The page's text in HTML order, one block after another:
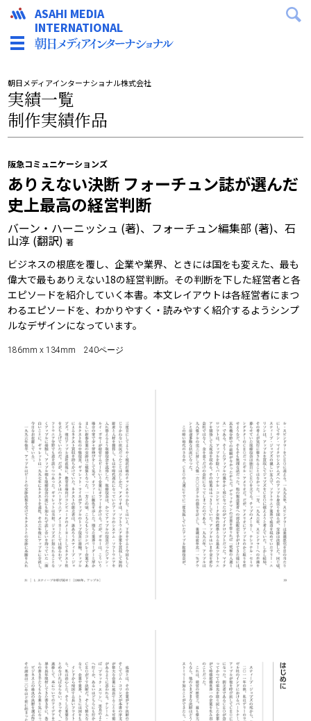
朝日メディアインターナショナル株式会社
実績一覧
制作実績作品
阪急コミュニケーションズ
ありえない決断 フォーチュン誌が選んだ
史上最高の経営判断
バーン・ハーニッシュ (著)、フォーチュン編集部 (著)、石
山淳 (翻訳) 著
ビジネスの根底を覆し、企業や業界、ときには国をも変えた、最も
偉大で最もありえない18の経営判断。その判断を下した経営者と各
エピソードを紹介していく本書。本文レイアウトは各経営者にまつ
わるエピソードを、わかりやすく・読みやすく紹介するようシンプ
ルなデザインになっています。
186mm x 134mm 240ページ
ASAHI MEDIA
INTERNATIONAL